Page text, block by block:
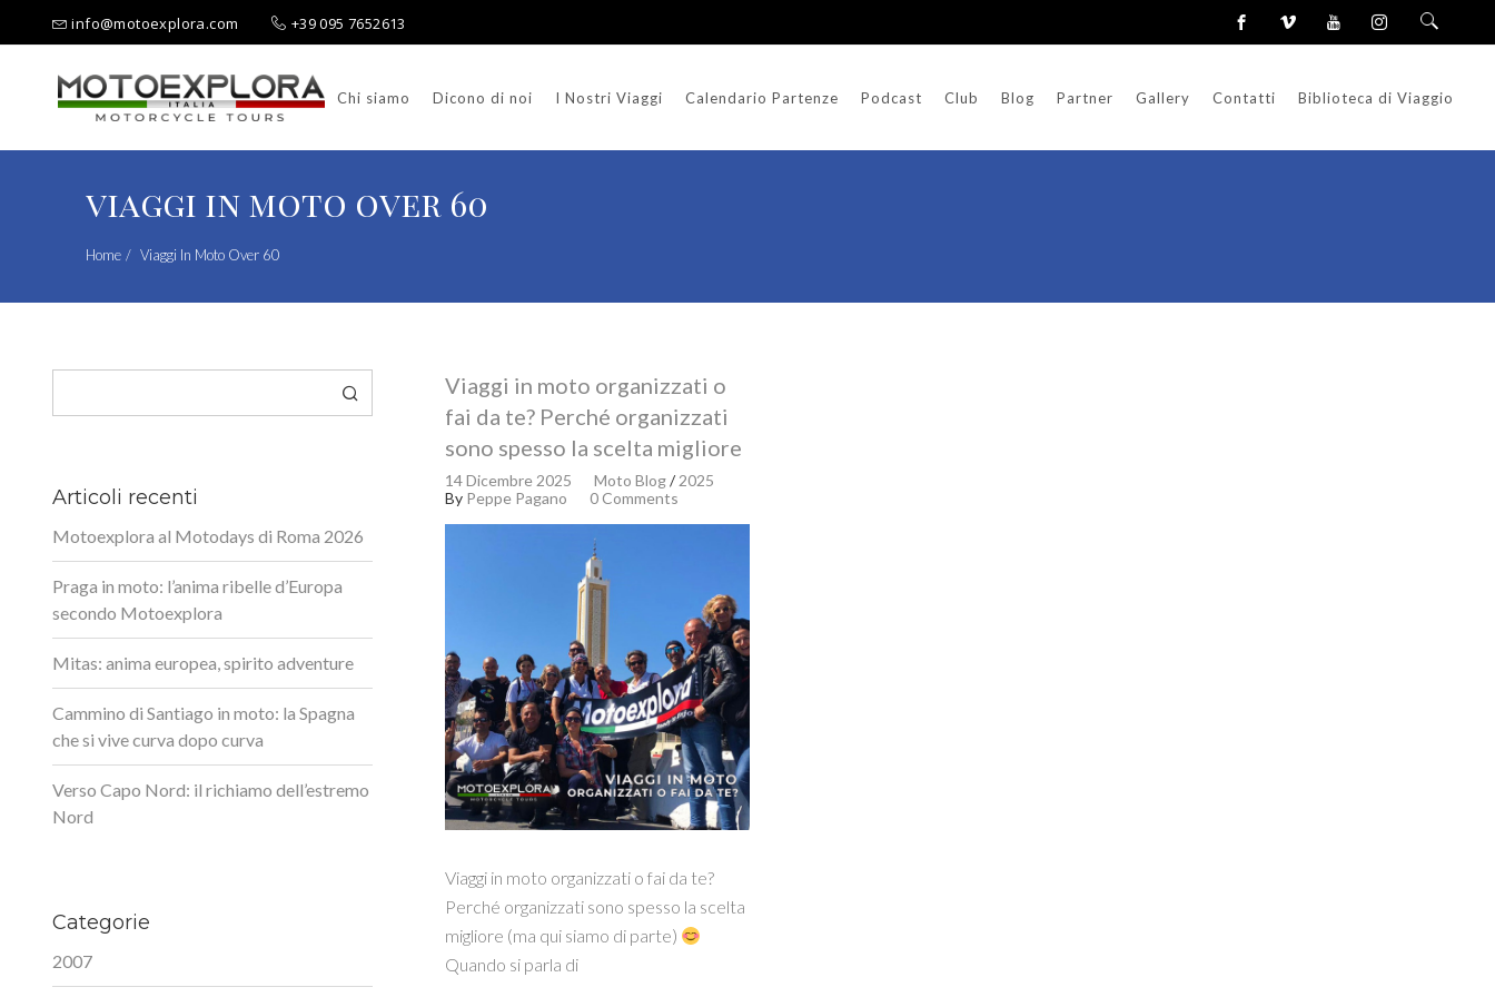
info@motoexplora.com +39 095 7652613
Chi siamo Dicono di noi I Nostri Viaggi Calendario Partenze Podcast Club Blog Partner Gallery Contatti Biblioteca di Viaggio
Ricerca per:
viaggi in moto over 60
Home Viaggi In Moto Over 60
Viaggi in moto organizzati o
fai da te? Perché organizzati
sono spesso la scelta migliore
14 Dicembre 2025 Moto Blog/2025
By Peppe Pagano 0 Comments
Viaggi in moto organizzati o fai da te?
Perché organizzati sono spesso la scelta
migliore (ma qui siamo di parte)
Quando si parla di
Articoli recenti
Motoexplora al Motodays di Roma 2026
Praga in moto: l’anima ribelle d’Europa
secondo Motoexplora
Mitas: anima europea, spirito adventure
Cammino di Santiago in moto: la Spagna
che si vive curva dopo curva
Verso Capo Nord: il richiamo dell’estremo
Nord
Categorie
2007